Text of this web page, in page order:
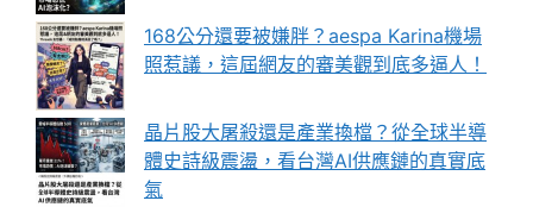
168公分還要被嫌胖？aespa Karina機場
照惹議，這屆網友的審美觀到底多逼人！
晶片股大屠殺還是產業換檔？從全球半導
體史詩級震盪，看台灣AI供應鏈的真實底
氣